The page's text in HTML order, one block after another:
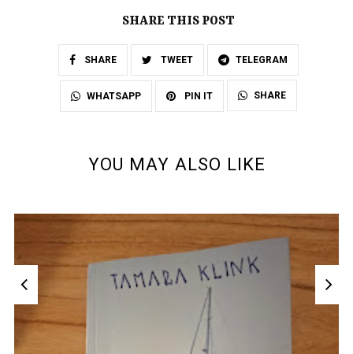
SHARE THIS POST
SHARE TWEET TELEGRAM
WHATSAPP PIN IT SHARE
YOU MAY ALSO LIKE